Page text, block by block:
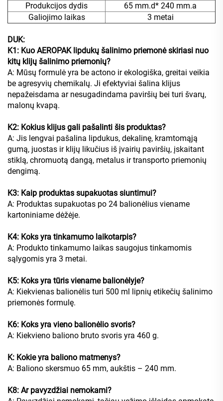
Produkcijos dydis
65 mm.d* 240 mm.a
Galiojimo laikas
3 metai
DUK:
K1: Kuo AEROPAK lipdukų šalinimo priemonė skiriasi nuo
kitų klijų šalinimo priemonių?
A: Mūsų formulė yra be actono ir ekologiška, greitai veikia
be agresyvių chemikalų. Ji efektyviai šalina klijus
nepažeisdama ar nesugadindama paviršių bei turi švarų,
malonų kvapą.
K2: Kokius klijus gali pašalinti šis produktas?
A: Jis lengvai pašalina lipdukus, dekalinę, kramtomąją
gumą, juostas ir klijų likučius iš įvairių paviršių, įskaitant
stiklą, chromuotą dangą, metalus ir transporto priemonių
dengimą.
K3: Kaip produktas supakuotas siuntimui?
A: Produktas supakuotas po 24 balionėlius viename
kartoniniame dėžėje.
K4: Koks yra tinkamumo laikotarpis?
A: Produkto tinkamumo laikas saugojus tinkamomis
sąlygomis yra 3 metai.
K5: Koks yra tūris viename balionėlyje?
A: Kiekvienas balionėlis turi 500 ml lipnių etikečių šalinimo
priemonės formulę.
K6: Koks yra vieno balionėlio svoris?
A: Kiekvieno baliono bruto svoris yra 460 g.
K: Kokie yra baliono matmenys?
A: Baliono skersmuo 65 mm, aukštis – 240 mm.
K8: Ar pavyzdžiai nemokami?